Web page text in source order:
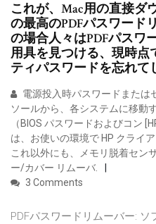
これが、Mac用の直接ダ
の最高のPDFパスワード
の場合人々はPDFパスワ
用具を見つける、現時点
ティパスワードを忘れて
電源投入時パスワードまたは
ソールから、各システムに移動
（BIOS パスワードおよびコン
は、お使いの環境で HP クライ
これ以外にも、メモリ脱着セン
ー/カバー リムーバ.
3 Comments
PDFパスワードリムーバー: